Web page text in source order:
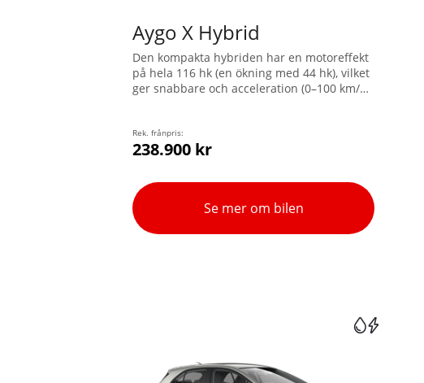
Aygo X Hybrid
Den kompakta hybriden har en motoreffekt
på hela 116 hk (en ökning med 44 hk), vilket
ger snabbare och acceleration (0–100 km/h
svängradie på enbart 4,7 m, och en låg
tyngdpunkt, är Aygo X idealisk för
Rek. frånpris:
238.900 kr
Se mer om bilen